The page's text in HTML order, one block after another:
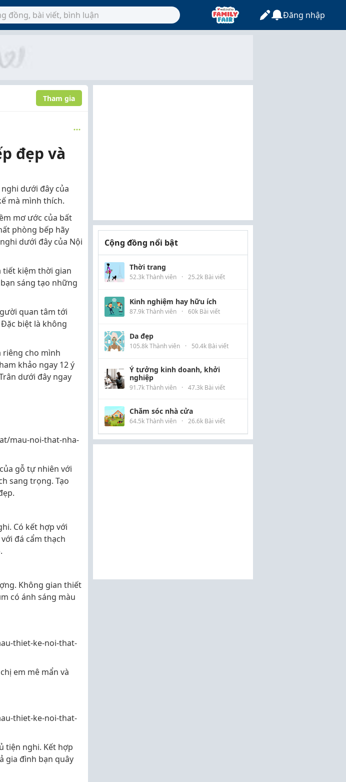
Đăng nhập
Tham gia
đẹp và
dưới đây của
mà mình thích.
mơ ước của bất
phòng bếp hãy
dưới đây của Nội
tiết kiệm thời gian
sáng tạo những
quan tâm tới
biệt là không
riêng cho mình
khảo ngay 12 ý
dưới đây ngay
mau-noi-that-nha-
gỗ tự nhiên với
sang trọng. Tạo
Có kết hợp với
đá cẩm thạch
Không gian thiết
có ánh sáng màu
thiet-ke-noi-that-
em mê mẩn và
thiet-ke-noi-that-
tiện nghi. Kết hợp
gia đình bạn quây
Cộng đồng nổi bật
Thời trang
52.3k Thành viên · 25.2k Bài viết
Kinh nghiệm hay hữu ích
87.9k Thành viên · 60k Bài viết
Da đẹp
105.8k Thành viên · 50.4k Bài viết
Ý tưởng kinh doanh, khởi
nghiệp
91.7k Thành viên · 47.3k Bài viết
Chăm sóc nhà cửa
64.5k Thành viên · 26.6k Bài viết